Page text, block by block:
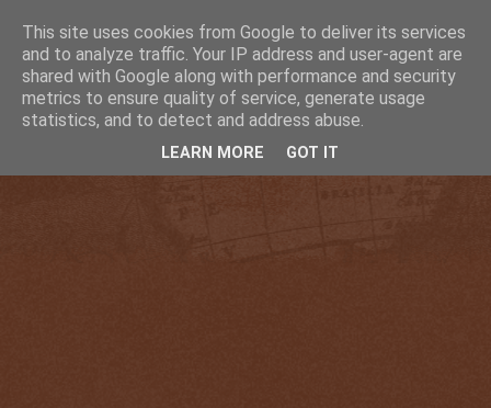
This site uses cookies from Google to deliver its services
and to analyze traffic. Your IP address and user-agent are
shared with Google along with performance and security
metrics to ensure quality of service, generate usage
statistics, and to detect and address abuse.
LEARN MORE GOT IT